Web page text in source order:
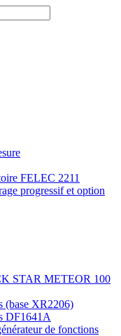
FELEC 2211
progressif et option
STAR METEOR 100
(base XR2206)
DF1641A
de fonctions